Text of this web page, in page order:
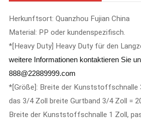
Herkunftsort: Quanzhou Fujian China
Material: PP oder kundenspezifisch.
*[Heavy Duty] Heavy Duty für den
weitere Informationen kontaktieren Sie
888@22889999.com
*[Größe]: Breite der Kunststoffschnalle
das 3/4 Zoll breite Gurtband 3/4 Zoll =
Breite der Kunststoffschnalle 1 Zoll,